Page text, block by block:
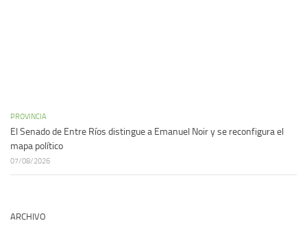
PROVINCIA
El Senado de Entre Ríos distingue a Emanuel Noir y se reconfigura el
mapa político
07/08/2026
ARCHIVO